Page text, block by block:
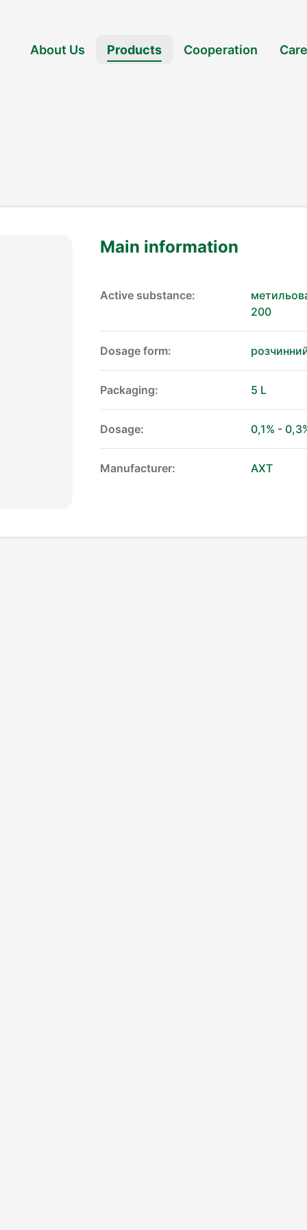
About Us Products Cooperation
Main information
Active substance:
200
Dosage form:
Packaging: 5 L
Dosage: 0,1% -
Manufacturer: АХТ